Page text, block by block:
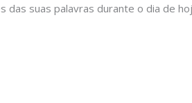
das suas palavras durante o dia de